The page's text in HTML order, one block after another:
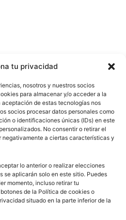
tu privacidad
nosotros y nuestros socios
para almacenar y/o acceder a la
de estas tecnologías nos
socios procesar datos personales como
o identificaciones únicas (IDs) en este
No consentir o retirar el
a ciertas características y
lo anterior o realizar elecciones
se aplicarán solo en este sitio. Puedes
momento, incluso retirar tu
de la Política de cookies o
situado en la parte inferior de la